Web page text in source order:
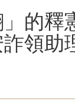
」的
詐領